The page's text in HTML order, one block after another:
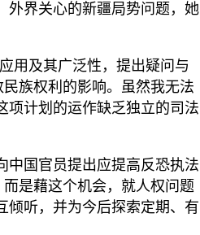
外界关心的新疆局势问题，她
用及其广泛性，提出疑问与
族权利的影响。虽然我无法
项计划的运作缺乏独立的司法
中国官员提出应提高反恐执法
是藉这个机会，就人权问题
倾听，并为今后探索定期、有